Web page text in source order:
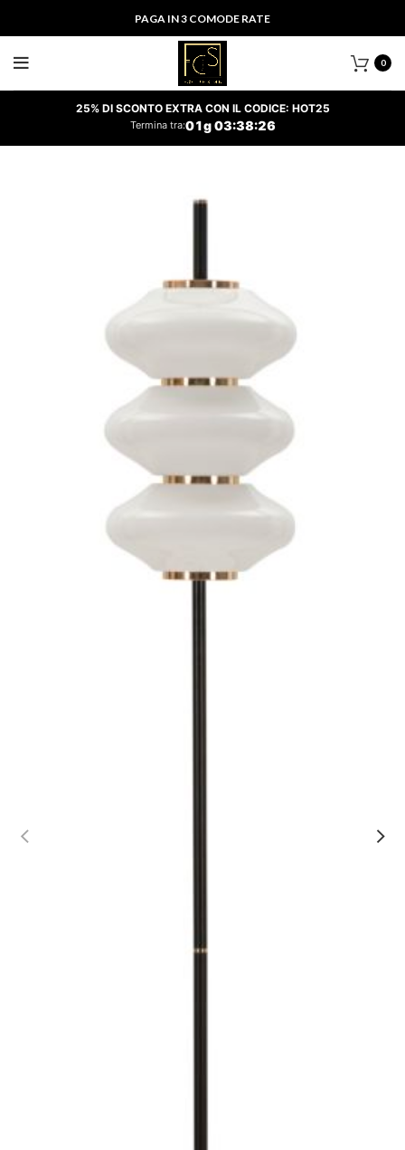
PAGA IN 3 COMODE RATE
0
25% DI SCONTO EXTRA CON IL CODICE: HOT25
Termina tra:01g03:38:25